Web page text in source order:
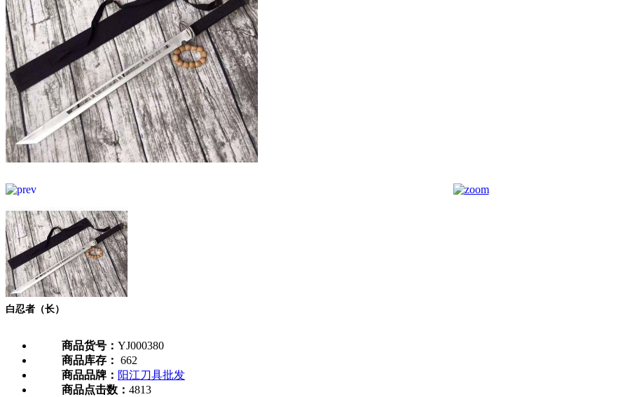
白忍者（长）
商品货号： YJ000380
商品库存： 662
商品品牌： 阳江刀具批发
商品点击数： 4813